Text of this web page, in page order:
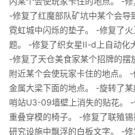
-修复了红魔部队矿坑中某个会
霓虹城中闪烁的垫子。 -修复了
题。 -修复了织女星II-d上自动化
-修复了天仓美食家某个招牌的
附近某个会使玩家卡住的地点。
金属大梁下面的地点。 -旋转了
哨站U3-09墙壁上消失的贴花。
重叠穿模的椅子。 -修复了联殖
研究设施中飘浮的白板文字。 -